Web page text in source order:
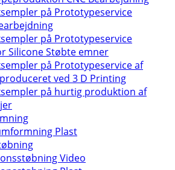
på Prototypeservice
på Prototypeservice
Silicone Støbte emner
på Prototypeservice af
ved 3 D Printing
på hurtig produktion af
Plast
Video